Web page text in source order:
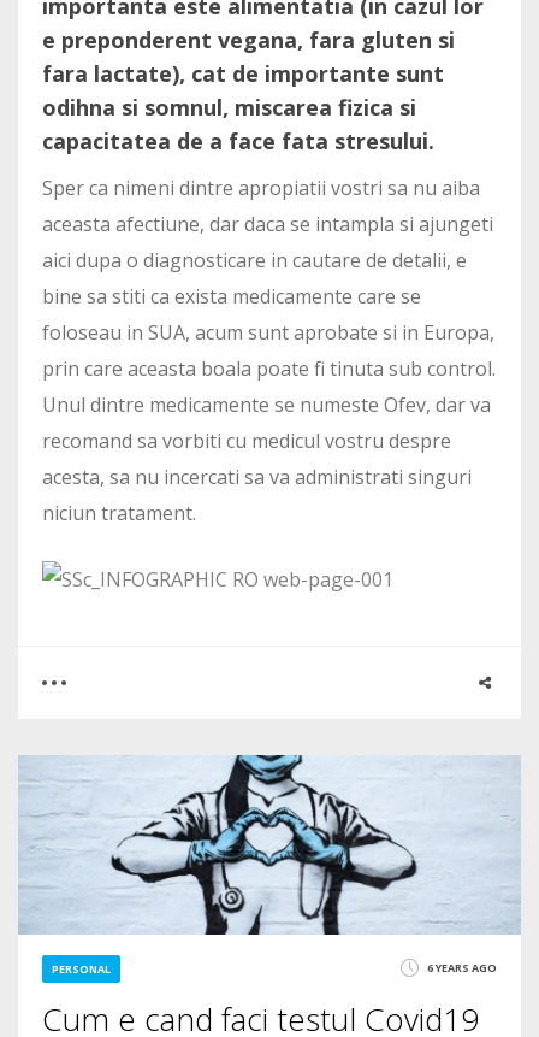
importanta este alimentatia (in cazul lor
e preponderent vegana, fara gluten si
fara lactate), cat de importante sunt
odihna si somnul, miscarea fizica si
capacitatea de a face fata stresului.
Sper ca nimeni dintre apropiatii vostri sa nu aiba
aceasta afectiune, dar daca se intampla si ajungeti
aici dupa o diagnosticare in cautare de detalii, e
bine sa stiti ca exista medicamente care se
foloseau in SUA, acum sunt aprobate si in Europa,
prin care aceasta boala poate fi tinuta sub control.
Unul dintre medicamente se numeste Ofev, dar va
recomand sa vorbiti cu medicul vostru despre
acesta, sa nu incercati sa va administrati singuri
niciun tratament.
4080
PERSONAL 6 YEARS AGO
Cum e cand faci testul Covid19